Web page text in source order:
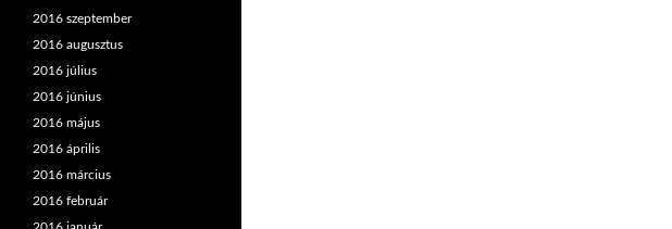
2016 szeptember
2016 augusztus
2016 július
2016 június
2016 május
2016 április
2016 március
2016 február